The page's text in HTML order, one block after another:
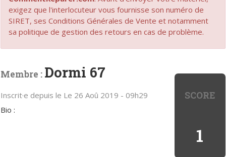
exigez que l'interlocuteur vous fournisse son numéro de
SIRET, ses Conditions Générales de Vente et notamment
sa politique de gestion des retours en cas de problème.
SCORE
1
Membre : Dormi 67
Inscrit·e depuis le Le 26 Aoû 2019 - 09h29
Bio :